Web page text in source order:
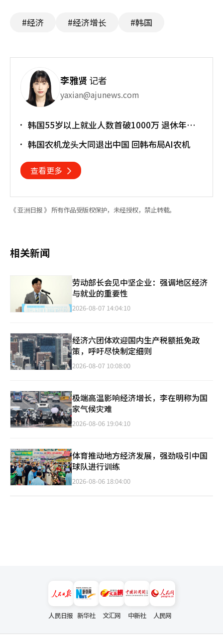
#经济 #经济增长 #韩国
李雅贤记者
yaxian@ajunews.com
韩国55岁以上就业人数首破1000万 退休年龄
韩国农机龙头大同退出中国 回韩布局AI农机
查看更多
《 亚洲日报 》 所有作品受版权保护，未经授权，禁止转载。
相关新闻
劳动部长会见中坚企业：强调地区经济
与就业的重要性
2026-08-07 14:04:10
经济六团体欢迎国内生产税额抵免政
策，呼吁尽快制定细则
2026-08-07 10:08:00
极端高温影响经济增长，李在明称为国
家气候灾难
2026-08-06 19:04:10
体育推动地方经济发展，强劲吸引中国
球队进行训练
2026-08-06 18:04:00
人民日报 新华社 文汇网 中新社 人民网